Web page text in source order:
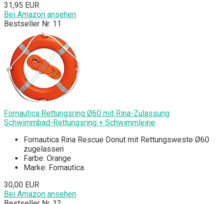
31,95 EUR
Bei Amazon ansehen
Bestseller Nr. 11
Fornautica Rettungsring Ø60 mit Rina-Zulassung
Schwimmbad-Rettungsring + Schwimmleine
Fornautica Rina Rescue Donut mit Rettungsweste Ø60
zugelassen
Farbe: Orange
Marke: Fornautica
30,00 EUR
Bei Amazon ansehen